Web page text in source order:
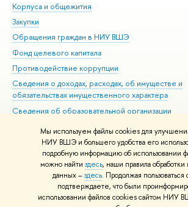
Мы используем файлы cookies для
НИУ ВШЭ и большего удобства его
подробную информацию об использовании
можно найти здесь, наши правила
данных –здесь. Продолжая пользоваться
подтверждаете, что были
использовании файлов cookies сайтом НИУ
Корпуса и общежития
Закупки
Обращения граждан в НИУ ВШЭ
Фонд целевого капитала
Противодействие коррупции
Сведения о доходах, расходах, об имуществе и
обязательствах имущественного характера
Сведения об образовательной организации
Людям с ограниченными возможностями
Единая платежная страница
Работа в Вышке
© НИУ ВШЭ 1993–2026 Адреса и контакты